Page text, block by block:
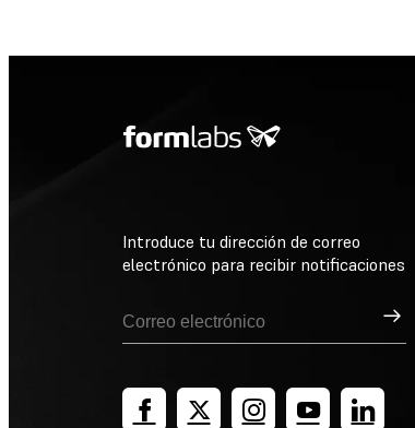
Introduce tu dirección de correo
electrónico para recibir notificaciones